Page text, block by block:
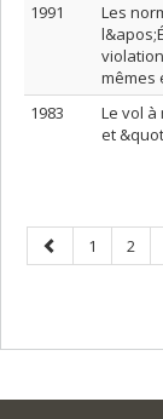
1991
Les
mêmes
1983
Le vol
et
Page
précédente
Page
1 Page
2